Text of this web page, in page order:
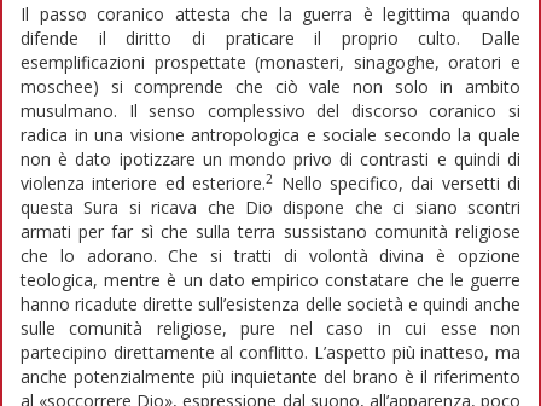
Il passo coranico attesta che la guerra è legittima quando
difende il diritto di praticare il proprio culto. Dalle
esemplificazioni prospettate (monasteri, sinagoghe, oratori e
moschee) si comprende che ciò vale non solo in ambito
musulmano. Il senso complessivo del discorso coranico si
radica in una visione antropologica e sociale secondo la quale
non è dato ipotizzare un mondo privo di contrasti e quindi di
violenza interiore ed esteriore.2
Nello specifico, dai versetti di
questa Sura si ricava che Dio dispone che ci siano scontri
armati per far sì che sulla terra sussistano comunità religiose
che lo adorano. Che si tratti di volontà divina è opzione
teologica, mentre è un dato empirico constatare che le guerre
hanno ricadute dirette sull’esistenza delle società e quindi anche
sulle comunità religiose, pure nel caso in cui esse non
partecipino direttamente al conflitto. L’aspetto più inatteso, ma
anche potenzialmente più inquietante del brano è il riferimento
al «soccorrere Dio», espressione dal suono, all’apparenza, poco